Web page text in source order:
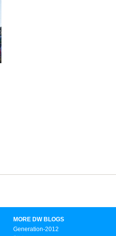
MORE DW BLOGS
Generation-2012